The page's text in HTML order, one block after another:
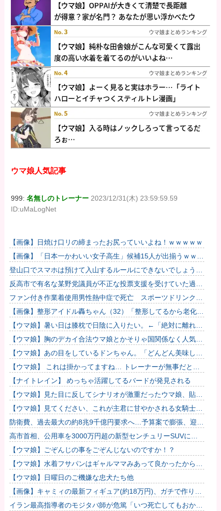
ウマ娘人気記事
999:名無しのトレーナー 2023/12/31(木) 23:59:59.59
ID:uMaLogNet
【画像】日焼け口リの締まったお尻っていいよね！ｗｗｗｗｗ
【画像】「日本一かわいい女子高生」候補15人が出揃うｗｗｗ
ｗ
登山口でスマホは預けて入山するルールにできないでしょう
か？山はそれほどの覚悟で入る場所だと思うのです
反高市で有名な某野党議員が不正な投票支援を受けていた過去
が発掘、「説明責任があるのでは？」と揶揄されており……
ファン付き作業着使用男性熱中症で死亡 スポーツドリンクや
ゼリー飲料持参も
【画像】整形アイドル轟ちゃん（32）「整形してるから老化早
い」の声に7年前とのビフォアフ公開「若返ってる」「どんど
ん綺麗...
【ウマ娘】暑い日は膝枕で日陰に入りたい。←「絶対に離れた
くない場所だな」
【ウマ娘】胸のデカイ合法ウマ娘とかそりゃ国関係なく人気出
るわな
【ウマ娘】あの目をしているドンちゃん。「どんどん美味しく
実る…♡」
【ウマ娘】 これは掛かってますね… トレーナーが無事だとい
いのですが…
【ナイトレイン】 めっちゃ活躍してるバードが発見される
【ウマ娘】見た目に反してシナリオが激重だったウマ娘、貼
る。
【ウマ娘】見てください、これが主君に甘やかされる女騎士の
姿です。
防衛費、過去最大の約8兆9千億円要求へ…予算案で膨張、迎撃
用無人機・AIなど導入！
高市首相、公用車を3000万円超の新型センチュリーSUVに変
更ｗｗｗｗｗｗｗ
【ウマ娘】ごぞんじの事をごぞんじないのですか！？
【ウマ娘】水着フサパンはギャルママみあって良かったから引
く【ウマ娘】日曜日のご機嫌な忠犬たち他
【画像】キャミィの最新フィギュア(約18万円)、ガチで作り込
みがエグすぎる他
イラン最高指導者のモジタバ師が危篤「いつ死亡してもおかし